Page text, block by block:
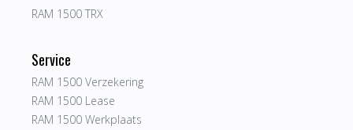
RAM 1500 TRX
Service
RAM 1500 Verzekering
RAM 1500 Lease
RAM 1500 Werkplaats